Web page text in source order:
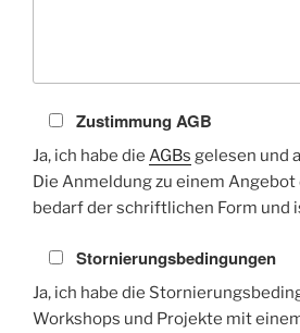
Zustimmung AGB
Ja, ich habe die AGBs gelesen und
Die Anmeldung zu einem Angebot
bedarf der schriftlichen Form und
Stornierungsbedingungen
Ja, ich habe die
Workshops und Projekte mit